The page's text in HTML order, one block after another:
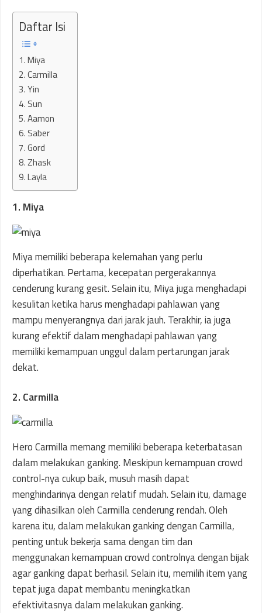
Daftar Isi
1. Miya
2. Carmilla
3. Yin
4. Sun
5. Aamon
6. Saber
7. Gord
8. Zhask
9. Layla
1. Miya
Miya memiliki beberapa kelemahan yang perlu
diperhatikan. Pertama, kecepatan pergerakannya
cenderung kurang gesit. Selain itu, Miya juga menghadapi
kesulitan ketika harus menghadapi pahlawan yang
mampu menyerangnya dari jarak jauh. Terakhir, ia juga
kurang efektif dalam menghadapi pahlawan yang
memiliki kemampuan unggul dalam pertarungan jarak
dekat.
2. Carmilla
Hero Carmilla memang memiliki beberapa keterbatasan
dalam melakukan ganking. Meskipun kemampuan crowd
control-nya cukup baik, musuh masih dapat
menghindarinya dengan relatif mudah. Selain itu, damage
yang dihasilkan oleh Carmilla cenderung rendah. Oleh
karena itu, dalam melakukan ganking dengan Carmilla,
penting untuk bekerja sama dengan tim dan
menggunakan kemampuan crowd controlnya dengan bijak
agar ganking dapat berhasil. Selain itu, memilih item yang
tepat juga dapat membantu meningkatkan
efektivitasnya dalam melakukan ganking.